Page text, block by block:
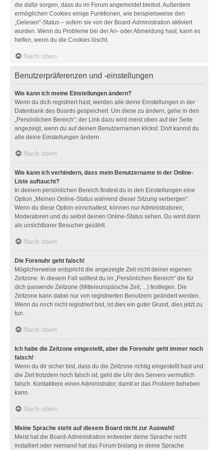
die dafür sorgen, dass du im Forum angemeldet bleibst. Außerdem
ermöglichen Cookies einige Funktionen, wie beispielsweise den
„Gelesen“-Status – sofern sie von der Board-Administration aktiviert
wurden. Wenn du Probleme bei der An- oder Abmeldung hast, kann es
helfen, wenn du die Cookies löscht.
Nach oben
Benutzerpräferenzen und -einstellungen
Wie kann ich meine Einstellungen ändern?
Wenn du dich registriert hast, werden alle deine Einstellungen in der
Datenbank des Boards gespeichert. Um diese zu ändern, gehe in den
„Persönlichen Bereich“; der Link dazu wird meist oben auf der Seite
angezeigt, wenn du auf deinen Benutzernamen klickst. Dort kannst du
alle deine Einstellungen ändern.
Nach oben
Wie kann ich verhindern, dass mein Benutzername in der Online-
Liste auftaucht?
In deinem persönlichen Bereich findest du in den Einstellungen eine
Option „Meinen Online-Status während dieser Sitzung verbergen“.
Wenn du diese Option einschaltest, können nur Administratoren,
Moderatoren und du selbst deinen Online-Status sehen. Du wirst dann
als unsichtbarer Besucher gezählt.
Nach oben
Die Forenuhr geht falsch!
Möglicherweise entspricht die angezeigte Zeit nicht deiner eigenen
Zeitzone. In diesem Fall solltest du im „Persönlichen Bereich“ die für
dich passende Zeitzone (Mitteleuropäische Zeit, ...) festlegen. Die
Zeitzone kann dabei nur von registrierten Benutzern geändert werden.
Wenn du noch nicht registriert bist, ist dies ein guter Grund, dies jetzt zu
tun.
Nach oben
Ich habe die Zeitzone eingestellt, aber die Forenuhr geht immer noch
falsch!
Wenn du dir sicher bist, dass du die Zeitzone richtig eingestellt hast und
die Zeit trotzdem noch falsch ist, geht die Uhr des Servers vermutlich
falsch. Kontaktiere einen Administrator, damit er das Problem beheben
kann.
Nach oben
Meine Sprache steht auf diesem Board nicht zur Auswahl!
Meist hat die Board-Administration entweder deine Sprache nicht
installiert oder niemand hat das Forum bislang in deine Sprache